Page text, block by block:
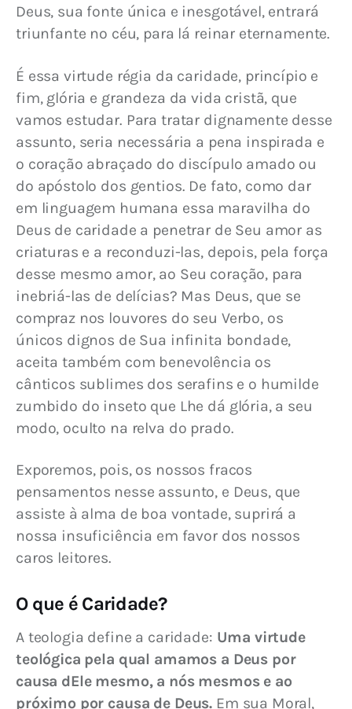
Deus, sua fonte única e inesgotável, entrará
triunfante no céu, para lá reinar eternamente.
É essa virtude régia da caridade, princípio e
fim, glória e grandeza da vida cristã, que
vamos estudar. Para tratar dignamente desse
assunto, seria necessária a pena inspirada e
o coração abraçado do discípulo amado ou
do apóstolo dos gentios. De fato, como dar
em linguagem humana essa maravilha do
Deus de caridade a penetrar de Seu amor as
criaturas e a reconduzi-las, depois, pela força
desse mesmo amor, ao Seu coração, para
inebriá-las de delícias? Mas Deus, que se
compraz nos louvores do seu Verbo, os
únicos dignos de Sua infinita bondade,
aceita também com benevolência os
cânticos sublimes dos serafins e o humilde
zumbido do inseto que Lhe dá glória, a seu
modo, oculto na relva do prado.
Exporemos, pois, os nossos fracos
pensamentos nesse assunto, e Deus, que
assiste à alma de boa vontade, suprirá a
nossa insuficiência em favor dos nossos
caros leitores.
O que é Caridade?
A teologia define a caridade: Uma virtude
teológica pela qual amamos a Deus por
causa dEle mesmo, a nós mesmos e ao
próximo por causa de Deus. Em sua Moral,